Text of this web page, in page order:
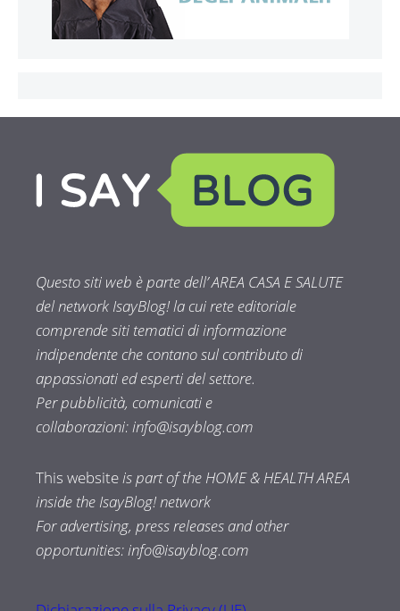
Questo siti web è parte dell’ AREA CASA E SALUTE
del network IsayBlog! la cui rete editoriale
comprende siti tematici di informazione
indipendente che contano sul contributo di
appassionati ed esperti del settore.
Per pubblicità, comunicati e
collaborazioni:info@isayblog.com
This websiteis part of the HOME & HEALTH AREA
inside the IsayBlog! network
For advertising, press releases and other
opportunities:info@isayblog.com